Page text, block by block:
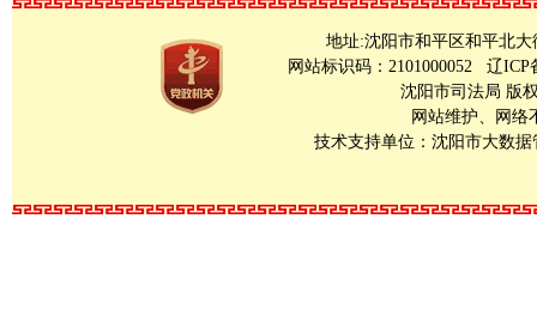
地址:沈阳市和平区和平北大
网站标识码：2101000052 辽ICP
沈阳市司法局 版
网站维护、网络
技术支持单位：沈阳市大数